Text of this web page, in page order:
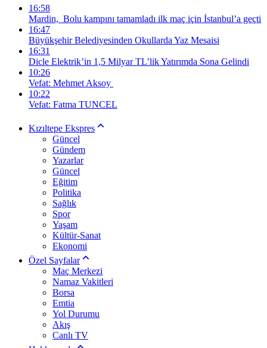
16:58
Mardin, Bolu kampını tamamladı ilk maç için İstanbul’a geçti
16:47
Büyükşehir Belediyesinden Okullarda Yaz Mesaisi
16:31
Dicle Elektrik’in 1,5 Milyar TL’lik Yatırımda Sona Gelindi
10:26
Vefat: Mehmet Aksoy
10:22
Vefat: Fatma TUNCEL
Kızıltepe Ekspres
Güncel
Gündem
Yazarlar
Güncel
Eğitim
Politika
Sağlık
Spor
Yaşam
Kültür-Sanat
Ekonomi
Özel Sayfalar
Maç Merkezi
Namaz Vakitleri
Borsa
Emtia
Yol Durumu
Akış
Canlı TV